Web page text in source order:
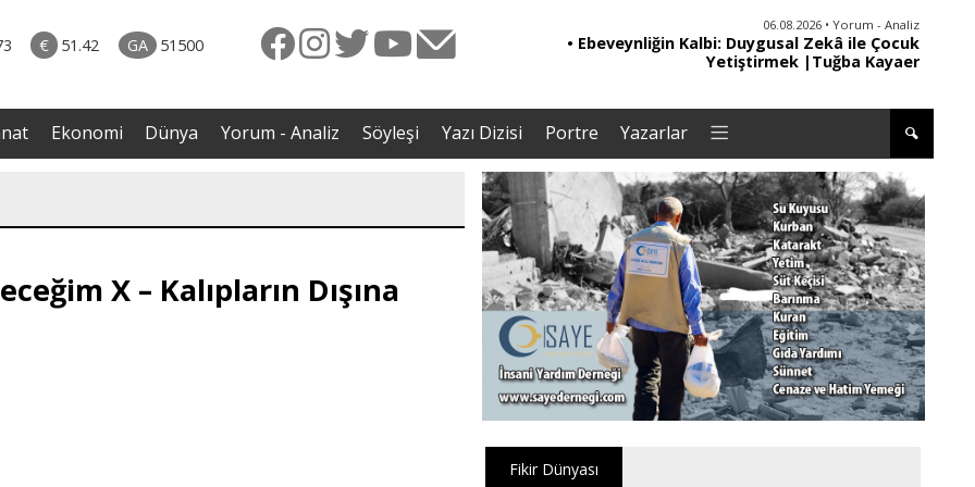
€ 51.42 GA 51500
• Gannuşi'nin serbest bırakılması için çağrı
06.08.2026 • Yorum - Analiz
• Ebeveynliğin Kalbi: Duygusal Zekâ ile Çocuk
Yetiştirmek |Tuğba Kayaer
Ekonomi Dünya Yorum - Analiz Söyleşi Yazı Dizisi Portre Yazarlar
X – Kalıpların Dışına
Fikir Dünyası